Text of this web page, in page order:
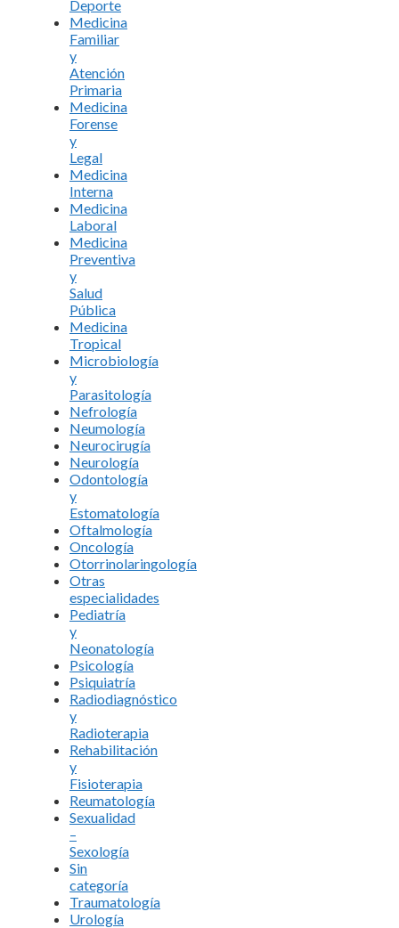
Deporte
Medicina
Familiar
y
Atención
Primaria
Medicina
Forense
y
Legal
Medicina
Interna
Medicina
Laboral
Medicina
Preventiva
y
Salud
Pública
Medicina
Tropical
Microbiología
y
Parasitología
Nefrología
Neumología
Neurocirugía
Neurología
Odontología
y
Estomatología
Oftalmología
Oncología
Otorrinolaringología
Otras
especialidades
Pediatría
y
Neonatología
Psicología
Psiquiatría
Radiodiagnóstico
y
Radioterapia
Rehabilitación
y
Fisioterapia
Reumatología
Sexualidad
–
Sexología
Sin
categoría
Traumatología
Urología